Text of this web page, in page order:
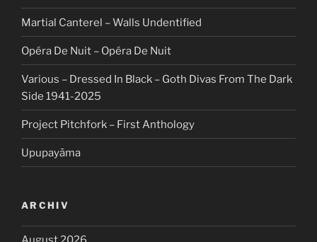
Martial Canterel – Walls Undentified
Opéra De Nuit – Opéra De Nuit
Various – Dressed In Black – Goth Divas From The Dark
Side 1941-2025
Project Pitchfork – First Anthology
Upupayāma
ARCHIV